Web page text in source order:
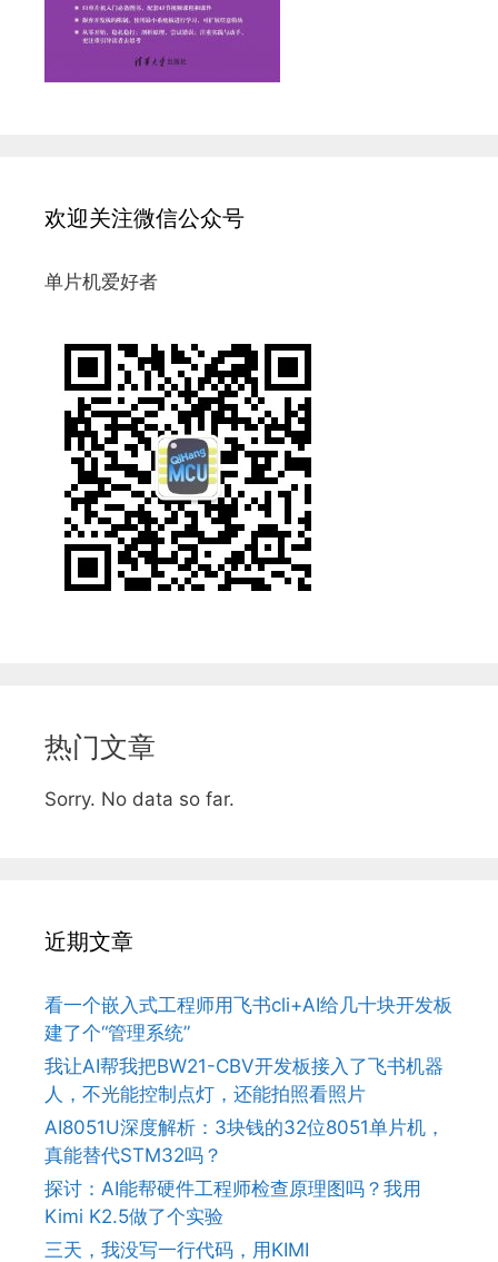
欢迎关注微信公众号
单片机爱好者
热门文章
Sorry. No data so far.
近期文章
看一个嵌入式工程师用飞书cli+AI给几十块开发板
建了个“管理系统”
我让AI帮我把BW21-CBV开发板接入了飞书机器
人，不光能控制点灯，还能拍照看照片
AI8051U深度解析：3块钱的32位8051单片机，
真能替代STM32吗？
探讨：AI能帮硬件工程师检查原理图吗？我用
Kimi K2.5做了个实验
三天，我没写一行代码，用KIMI